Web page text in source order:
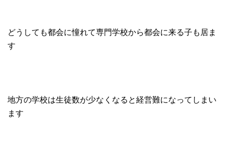
どうしても都会に憧れて専門学校から都会に来る子も居ま
す
地方の学校は生徒数が少なくなると経営難になってしまい
ます